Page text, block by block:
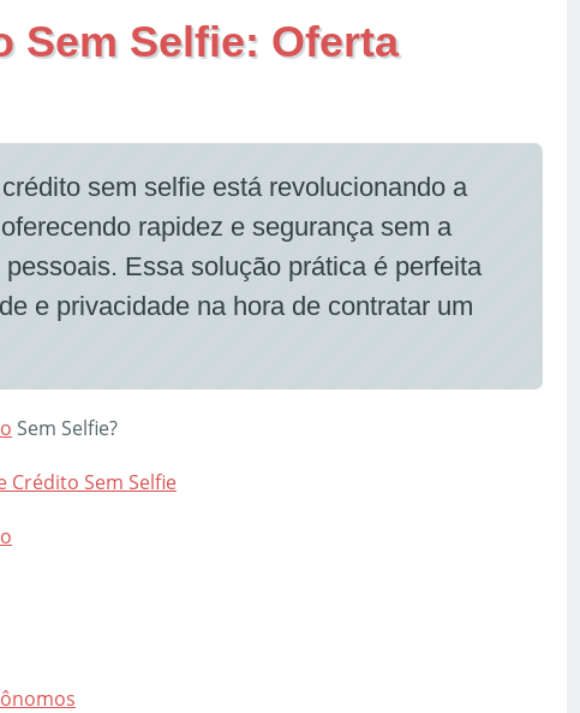
Sem Selfie: Oferta
sem selfie está revolucionando a
rapidez e segurança sem a
Essa solução prática é perfeita
e privacidade na hora de contratar um
Sem Selfie?
Crédito Sem Selfie